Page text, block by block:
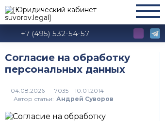
+7 (495) 532-54-57
Согласие на обработку
персональных данных
7035
Автор статьи: Андрей Суворов